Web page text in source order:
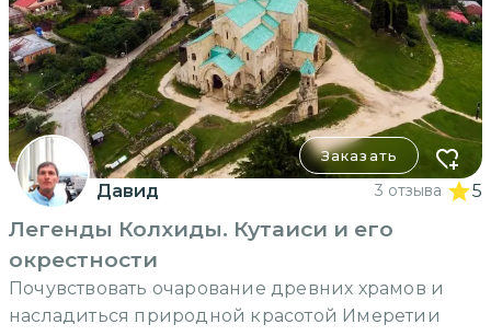
Заказать
Давид 3 отзыва 5
Легенды Колхиды. Кутаиси и его
окрестности
Почувствовать очарование древних храмов и
насладиться природной красотой Имеретии